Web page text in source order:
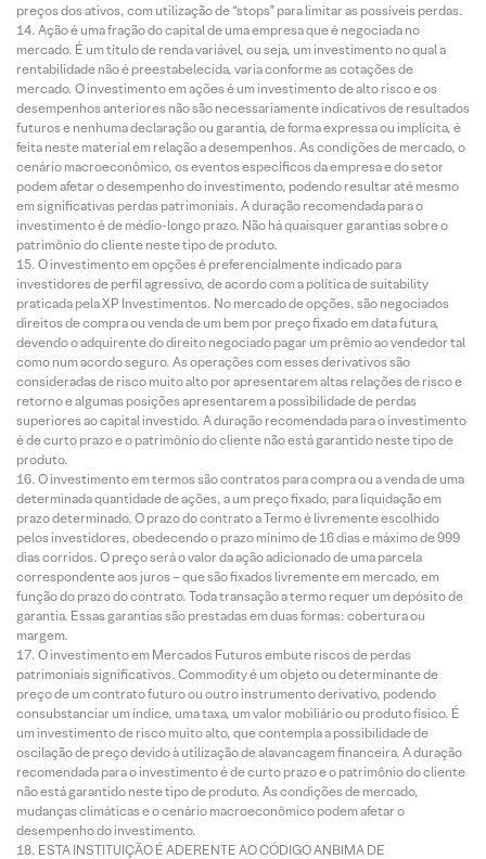
preços dos ativos, com utilização de “stops” para limitar as possíveis perdas.
Ação é uma fração do capital de uma empresa que é negociada no
mercado. É um título de renda variável, ou seja, um investimento no qual a
rentabilidade não é preestabelecida, varia conforme as cotações de
mercado. O investimento em ações é um investimento de alto risco e os
desempenhos anteriores não são necessariamente indicativos de resultados
futuros e nenhuma declaração ou garantia, de forma expressa ou implícita, é
feita neste material em relação a desempenhos. As condições de mercado, o
cenário macroeconômico, os eventos específicos da empresa e do setor
podem afetar o desempenho do investimento, podendo resultar até mesmo
em significativas perdas patrimoniais. A duração recomendada para o
investimento é de médio-longo prazo. Não há quaisquer garantias sobre o
patrimônio do cliente neste tipo de produto.
O investimento em opções é preferencialmente indicado para
investidores de perfil agressivo, de acordo com a política de suitability
praticada pela XP Investimentos. No mercado de opções, são negociados
direitos de compra ou venda de um bem por preço fixado em data futura,
devendo o adquirente do direito negociado pagar um prêmio ao vendedor tal
como num acordo seguro. As operações com esses derivativos são
consideradas de risco muito alto por apresentarem altas relações de risco e
retorno e algumas posições apresentarem a possibilidade de perdas
superiores ao capital investido. A duração recomendada para o investimento
é de curto prazo e o patrimônio do cliente não está garantido neste tipo de
produto.
O investimento em termos são contratos para compra ou a venda de uma
determinada quantidade de ações, a um preço fixado, para liquidação em
prazo determinado. O prazo do contrato a Termo é livremente escolhido
pelos investidores, obedecendo o prazo mínimo de 16 dias e máximo de 999
dias corridos. O preço será o valor da ação adicionado de uma parcela
correspondente aos juros – que são fixados livremente em mercado, em
função do prazo do contrato. Toda transação a termo requer um depósito de
garantia. Essas garantias são prestadas em duas formas: cobertura ou
margem.
O investimento em Mercados Futuros embute riscos de perdas
patrimoniais significativos. Commodity é um objeto ou determinante de
preço de um contrato futuro ou outro instrumento derivativo, podendo
consubstanciar um índice, uma taxa, um valor mobiliário ou produto físico. É
um investimento de risco muito alto, que contempla a possibilidade de
oscilação de preço devido à utilização de alavancagem financeira. A duração
recomendada para o investimento é de curto prazo e o patrimônio do cliente
não está garantido neste tipo de produto. As condições de mercado,
mudanças climáticas e o cenário macroeconômico podem afetar o
desempenho do investimento.
ESTA INSTITUIÇÃO É ADERENTE AO CÓDIGO ANBIMA DE